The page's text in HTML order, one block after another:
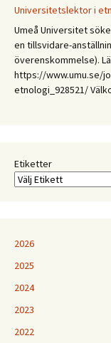
2027.
expertis
och
och
Universitetslektor i
Umeå Universitet
en tillsvidare-
överenskommelse).
https://www.umu.se/
etnologi_928521/
Etiketter
2026
2025
2024
2023
2022